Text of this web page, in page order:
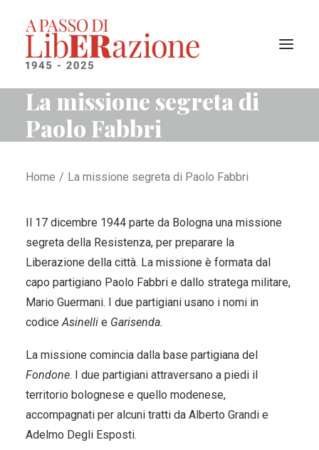
Il progetto
La cronologia
Ricerca
La missione segreta di
Paolo Fabbri
Home La missione segreta di Paolo Fabbri
Il 17 dicembre 1944 parte da Bologna una missione
segreta della Resistenza, per preparare la
Liberazione della città. La missione è formata dal
capo partigiano Paolo Fabbri e dallo stratega militare,
Mario Guermani. I due partigiani usano i nomi in
codiceAsinelli e Garisenda.
La missione comincia dalla base partigiana del
Fondone. I due partigiani attraversano a piedi il
territorio bolognese e quello modenese,
accompagnati per alcuni tratti da Alberto Grandi e
Adelmo Degli Esposti.